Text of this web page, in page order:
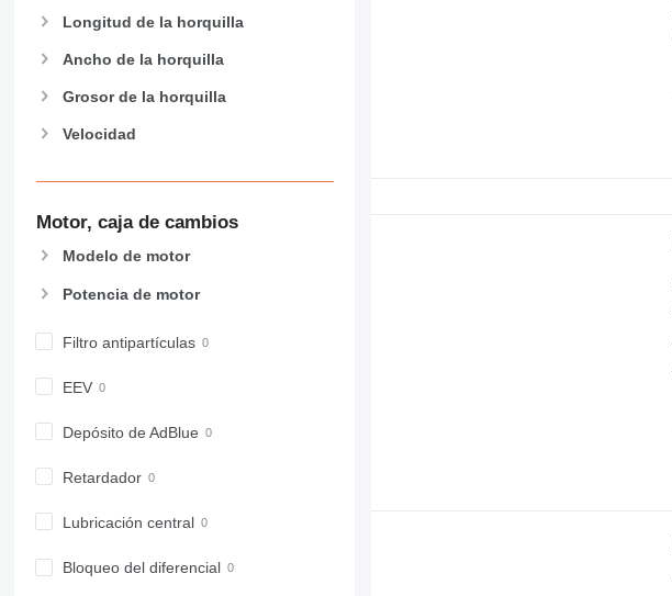
Longitud de la horquilla
Ancho de la horquilla
Grosor de la horquilla
Velocidad
Motor, caja de cambios
Modelo de motor
Potencia de motor
Filtro antipartículas
EEV
Depósito de AdBlue
Retardador
Lubricación central
Bloqueo del diferencial